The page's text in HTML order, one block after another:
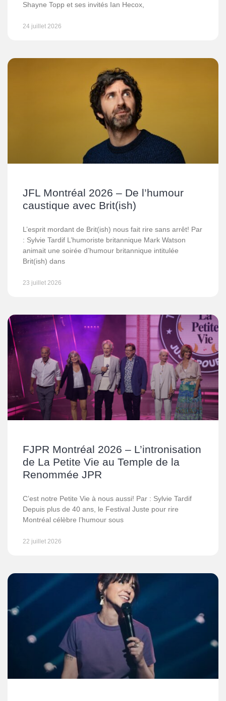
Shayne Topp et ses invités Ian Hecox,
24 juillet 2026
JFL Montréal 2026 – De l’humour
caustique avec Brit(ish)
L’esprit mordant de Brit(ish) nous fait rire sans arrêt! Par
: Sylvie Tardif L’humoriste britannique Mark Watson
animait une soirée d’humour britannique intitulée
Brit(ish) dans
23 juillet 2026
FJPR Montréal 2026 – L’intronisation
de La Petite Vie au Temple de la
Renommée JPR
C’est notre Petite Vie à nous aussi! Par : Sylvie Tardif
Depuis plus de 40 ans, le Festival Juste pour rire
Montréal célèbre l’humour sous
22 juillet 2026